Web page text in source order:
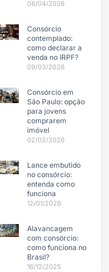
08/04/2026
Consórcio
contemplado:
como declarar a
venda no IRPF?
09/03/2026
Consórcio em
São Paulo: opção
para jovens
comprarem
imóvel
02/02/2026
Lance embutido
no consórcio:
entenda como
funciona
12/01/2026
Alavancagem
com consórcio:
como funciona no
Brasil?
16/12/2025